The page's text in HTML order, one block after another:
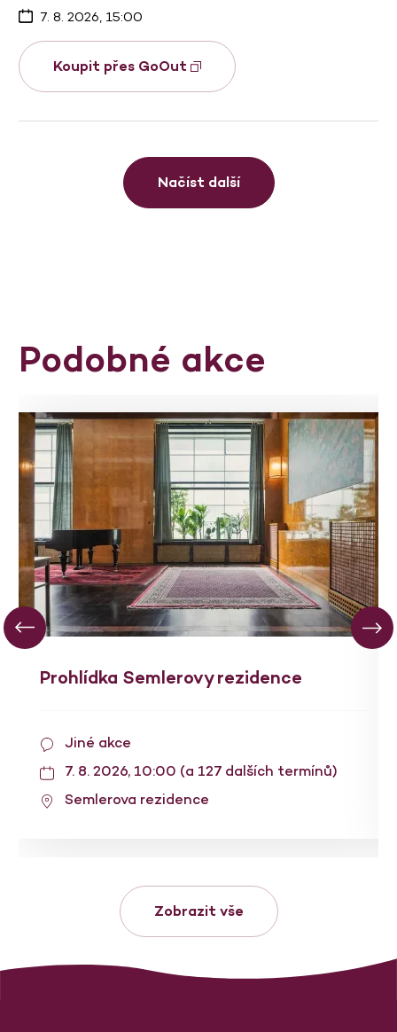
7. 8. 2026, 15:00
Koupit přes GoOut
Načíst další
Podobné akce
Prohlídka Semlerovy rezidence
Jiné akce
7. 8. 2026, 10:00 (a 127 dalších termínů)
Semlerova rezidence
Zobrazit vše